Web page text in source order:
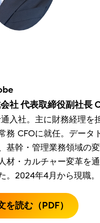
社 代表取締役副社長
入社。主に財務経理を
務 CFOに就任。データ
基幹・管理業務領域の
材・カルチャー変革を
。2024年4月から現職。
を読む（PDF）